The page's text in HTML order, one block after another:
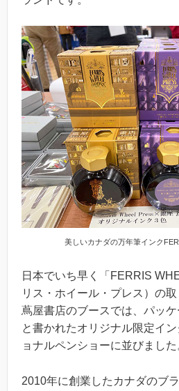
美しいカナダの万年筆インク
日本でいち早く「FERRIS
リス・ホイール・プレス）の
蔦屋書店のブースでは、パッ
と書かれたオリジナル限定イ
ョナルペンショーに並びました
2010年に創業したカナダのブ